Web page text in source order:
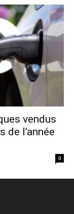
vendus
de l’année
0